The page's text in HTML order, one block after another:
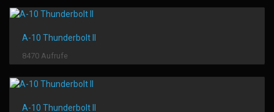
A-10 Thunderbolt II
8470 Aufrufe
A-10 Thunderbolt II